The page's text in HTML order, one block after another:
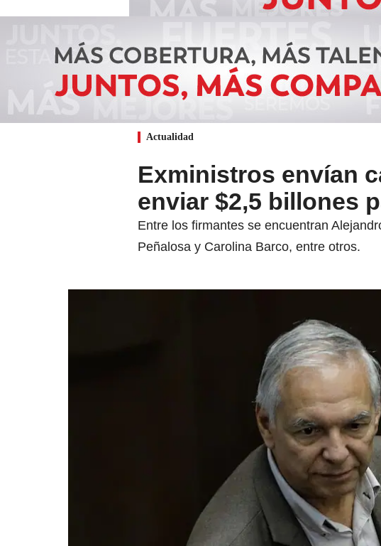
Actualidad
Exministros envían
enviar $2,5 billones
Entre los firmantes se encuentran
Peñalosa y Carolina Barco, entre otros.